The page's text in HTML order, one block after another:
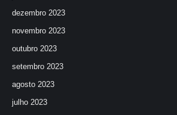
dezembro 2023
novembro 2023
outubro 2023
setembro 2023
agosto 2023
julho 2023